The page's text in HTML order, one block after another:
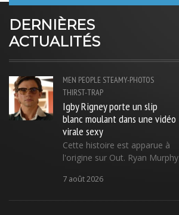
DERNIÈRES
ACTUALITÉS
MEN PEOPLE STEAMY-PHOTOS
THIRST-TRAP
Igby Rigney porte un slip
blanc moulant dans une vidéo
virale sexy
Cette histoire est apparue à
l'origine sur Out. Ryan Murphy
7 août 2026